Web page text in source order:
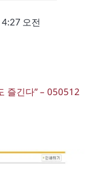
4:27 오전
즐긴다” – 050512